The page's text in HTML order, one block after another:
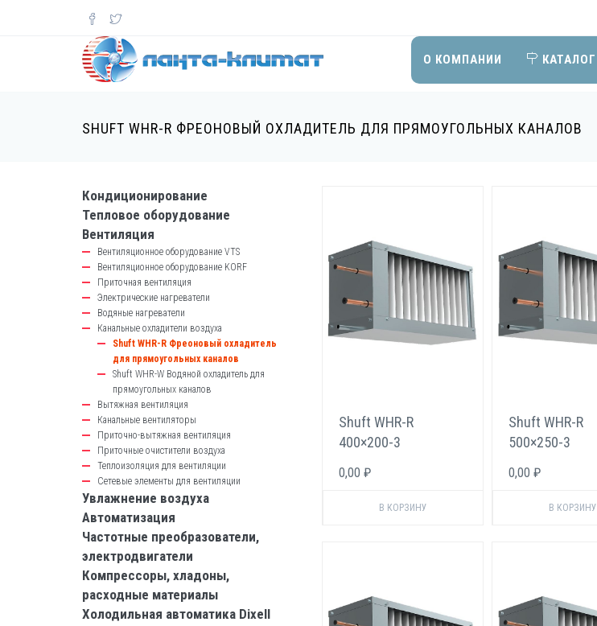
О КОМПАНИИ КАТАЛОГ
SHUFT WHR-R ФРЕОНОВЫЙ ОХЛАДИТЕЛЬ ДЛЯ ПРЯМОУГОЛЬНЫХ КАНАЛОВ
catalog-
left-
block
Кондиционирование
Тепловое оборудование
Вентиляция
Вентиляционное оборудование VTS
Вентиляционное оборудование KORF
Приточная вентиляция
Электрические нагреватели
Водяные нагреватели
Канальные охладители воздуха
Shuft WHR-R Фреоновый охладитель
для прямоугольных каналов
Shuft WHR-W Водяной охладитель для
прямоугольных каналов
Вытяжная вентиляция
Канальные вентиляторы
Приточно-вытяжная вентиляция
Приточные очистители воздуха
Теплоизоляция для вентиляции
Сетевые элементы для вентиляции
Увлажнение воздуха
Автоматизация
Частотные преобразователи,
электродвигатели
Компрессоры, хладоны,
расходные материалы
Холодильная автоматика Dixell
Shuft WHR-R
400×200-3
охладитель для
прямоугольных
0,00 ₽
Shuft WHR-R
500×250-3
охладитель для
прямоугольных
0,00 ₽